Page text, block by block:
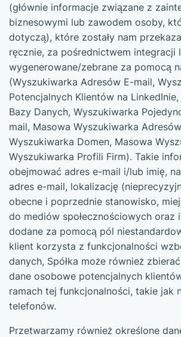
(głównie informacje związane z
biznesowymi lub zawodem osoby,
dotyczą), które zostały nam
ręcznie, za pośrednictwem integracji
wygenerowane/zebrane za pomocą
(Wyszukiwarka Adresów E-mail,
Potencjalnych Klientów na
Bazy Danych, Wyszukiwarka
mail, Masowa Wyszukiwarka
Wyszukiwarka Domen, Masowa
Wyszukiwarka Profili Firm). Takie
obejmować adres e-mail i/lub imię,
adres e-mail, lokalizację
obecne i poprzednie stanowisko,
do mediów społecznościowych oraz
dodane za pomocą pól
klient korzysta z funkcjonalności
danych, Spółka może również
dane osobowe potencjalnych
ramach tej funkcjonalności, takie jak
telefonów.
Przetwarzamy również określone